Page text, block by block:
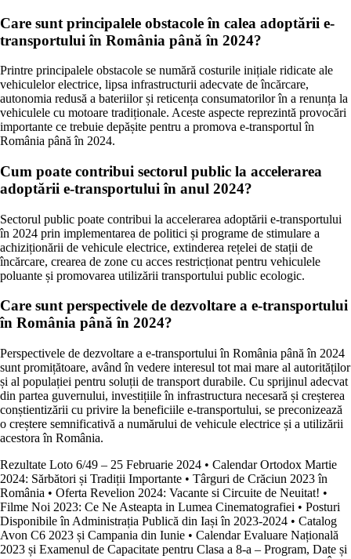
Care sunt principalele obstacole în calea adoptării e-
transportului în România până în 2024?
Printre principalele obstacole se numără costurile inițiale ridicate ale
vehiculelor electrice, lipsa infrastructurii adecvate de încărcare,
autonomia redusă a bateriilor și reticența consumatorilor în a renunța la
vehiculele cu motoare tradiționale. Aceste aspecte reprezintă provocări
importante ce trebuie depășite pentru a promova e-transportul în
România până în 2024.
Cum poate contribui sectorul public la accelerarea
adoptării e-transportului în anul 2024?
Sectorul public poate contribui la accelerarea adoptării e-transportului
în 2024 prin implementarea de politici și programe de stimulare a
achiziționării de vehicule electrice, extinderea rețelei de stații de
încărcare, crearea de zone cu acces restricționat pentru vehiculele
poluante și promovarea utilizării transportului public ecologic.
Care sunt perspectivele de dezvoltare a e-transportului
în România până în 2024?
Perspectivele de dezvoltare a e-transportului în România până în 2024
sunt promițătoare, având în vedere interesul tot mai mare al autorităților
și al populației pentru soluții de transport durabile. Cu sprijinul adecvat
din partea guvernului, investițiile în infrastructura necesară și creșterea
conștientizării cu privire la beneficiile e-transportului, se preconizează
o creștere semnificativă a numărului de vehicule electrice și a utilizării
acestora în România.
Rezultate Loto 6/49 – 25 Februarie 2024 • Calendar Ortodox Martie
2024: Sărbători și Tradiții Importante • Târguri de Crăciun 2023 în
România • Oferta Revelion 2024: Vacante si Circuite de Neuitat! •
Filme Noi 2023: Ce Ne Asteapta in Lumea Cinematografiei • Posturi
Disponibile în Administrația Publică din Iași în 2023-2024 • Catalog
Avon C6 2023 și Campania din Iunie • Calendar Evaluare Națională
2023 și Examenul de Capacitate pentru Clasa a 8-a – Program, Date și